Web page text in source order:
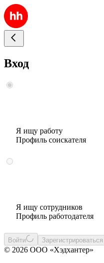
Вход
Я ищу работу
Профиль соискателя
Я ищу сотрудников
Профиль работодателя
Войти Зарегистрироваться
© 2026 ООО «Хэдхантер»